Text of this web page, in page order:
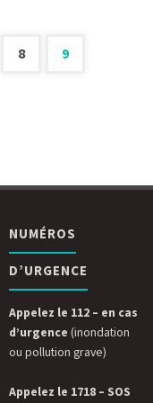
8 9
NUMÉROS
D’URGENCE
Appelez le 112 – en cas
d’urgence (inondation
ou pollution grave)
Appelez le 1718 – SOS